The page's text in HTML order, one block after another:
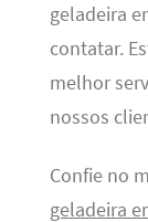
geladeira
contatar.
melhor
nossos
Confie no
geladeira